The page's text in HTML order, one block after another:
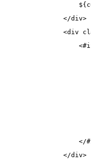
</div>
<div
</
</div>